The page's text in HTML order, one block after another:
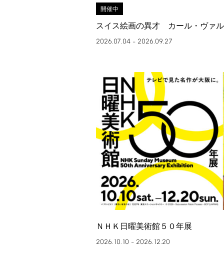
開催中
スイス絵画の異才 カール・ヴァ
2026.07.04 – 2026.09.27
ＮＨＫ日曜美術館５０年展
2026.10.10 – 2026.12.20